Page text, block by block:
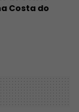
Costa do